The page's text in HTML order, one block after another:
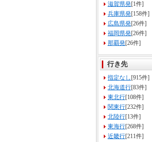
滋賀県発[1件]
兵庫県発[158件]
広島県発[26件]
福岡県発[26件]
那覇発[26件]
行き先
指定なし [915件]
北海道行[83件]
東北行[108件]
関東行[232件]
北陸行[13件]
東海行[268件]
近畿行[211件]